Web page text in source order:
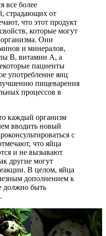
все более
страдающих от
что этот продукт
которые могут
Они
и минералов,
B, витамин A, а
пациенты
употребление яиц
пищеварения
процессов в
каждый организм
вводить новый
с
что яйца
и не вызывают
другие могут
В целом, яйца
дополнением к
должно быть